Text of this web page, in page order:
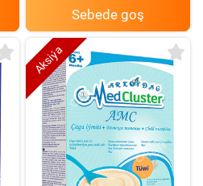
Sebede goş
Aksiýa